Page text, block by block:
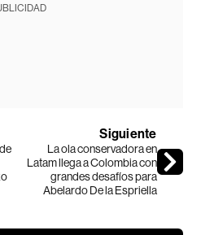
Siguiente
La ola conservadora en
Latam llega a Colombia con
grandes desafíos para
Abelardo De la Espriella